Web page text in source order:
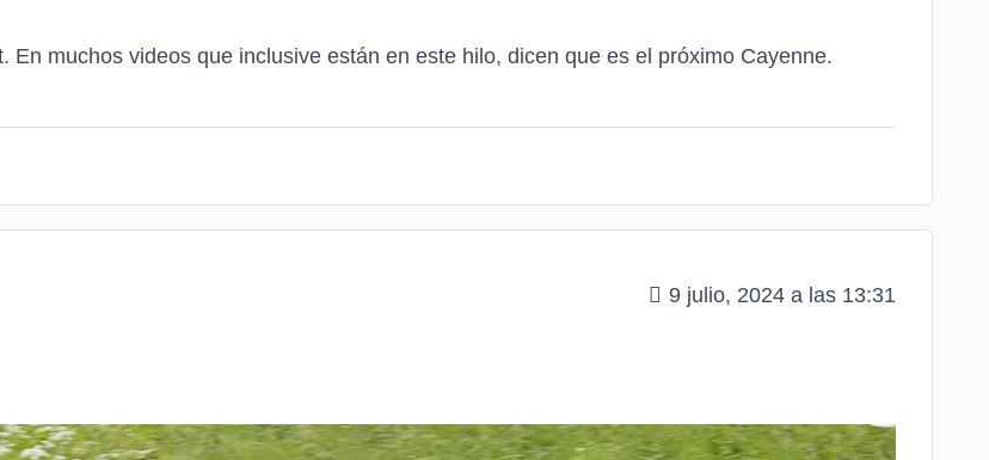
En muchos videos que inclusive están en este hilo, dicen que es el próximo Cayenne.
9 julio, 2024 a las 13:31